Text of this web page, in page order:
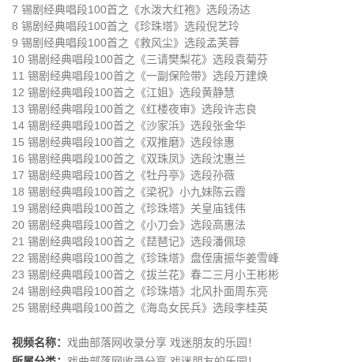
选段潘佩琼
盘侄唐振华姜雪峰
锡剧经典唱段100首之《拔兰花》
春二三月小王彬彬
锡剧经典唱段100首之《珍珠塔》
北风扑面周东亮
锡剧经典唱段100首之《海岛女民
兵》选段李桂英
锡剧经典唱段100首之《拔兰花》
选段许美霞
锡剧经典唱段100首之《红花曲》
选段倪晓芳
锡剧经典唱段100首之《红色种
子》选段董云华
锡剧经典唱段100首之《红楼梦》
葬花卞雁敏
锡剧经典唱段100首之《沙家浜》
选段倪同芳董云华
锡剧经典唱段100首之《鉴湖女
侠》选段谢志英
7 锡剧经典唱段100首之《水泼大红袍》选段汤达
8 锡剧经典唱段100首之《珍珠塔》选段倪艺玲
9 锡剧经典唱段100首之《救风尘》选段孟芙蓉
10 锡剧经典唱段100首之《三请樊梨花》选段袁菊芬
11 锡剧经典唱段100首之《一副保险带》选段万建焕
12 锡剧经典唱段100首之《江姐》选段黄静慧
13 锡剧经典唱段100首之《红楼夜审》选段许志良
14 锡剧经典唱段100首之《沙家浜》选段张金华
15 锡剧经典唱段100首之《双推磨》选段徐惠
16 锡剧经典唱段100首之《双珠凤》选段沈惠兰
17 锡剧经典唱段100首之《牡丹亭》选段孙薇
18 锡剧经典唱段100首之《梁祝》小九妹陈云霞
19 锡剧经典唱段100首之《珍珠塔》关皇庙钱伟
20 锡剧经典唱段100首之《小刀会》选段高惠法
21 锡剧经典唱段100首之《琵琶记》选段潘佩琼
22 锡剧经典唱段100首之《珍珠塔》盘侄唐振华姜雪峰
23 锡剧经典唱段100首之《拔兰花》春二三月小王彬彬
24 锡剧经典唱段100首之《珍珠塔》北风扑面周东亮
25 锡剧经典唱段100首之《海岛女民兵》选段李桂英
视频名称： 戏曲部落网收录分享 戏迷朋友的乐园！